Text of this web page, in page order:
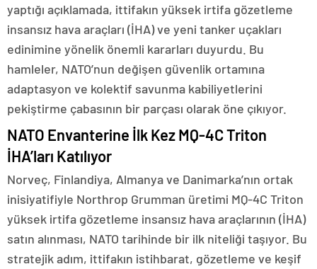
yaptığı açıklamada, ittifakın yüksek irtifa gözetleme
insansız hava araçları (İHA) ve yeni tanker uçakları
edinimine yönelik önemli kararları duyurdu. Bu
hamleler, NATO’nun değişen güvenlik ortamına
adaptasyon ve kolektif savunma kabiliyetlerini
pekiştirme çabasının bir parçası olarak öne çıkıyor.
NATO Envanterine İlk Kez MQ-4C Triton
İHA’ları Katılıyor
Norveç, Finlandiya, Almanya ve Danimarka’nın ortak
inisiyatifiyle Northrop Grumman üretimi MQ-4C Triton
yüksek irtifa gözetleme insansız hava araçlarının (İHA)
satın alınması, NATO tarihinde bir ilk niteliği taşıyor. Bu
stratejik adım, ittifakın istihbarat, gözetleme ve keşif